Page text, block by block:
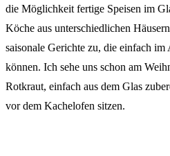
die Möglichkeit fertige Speisen im
Köche aus unterschiedlichen
saisonale Gerichte zu, die einfach
können. Ich sehe uns schon am
Rotkraut, einfach aus dem Glas
vor dem Kachelofen sitzen.